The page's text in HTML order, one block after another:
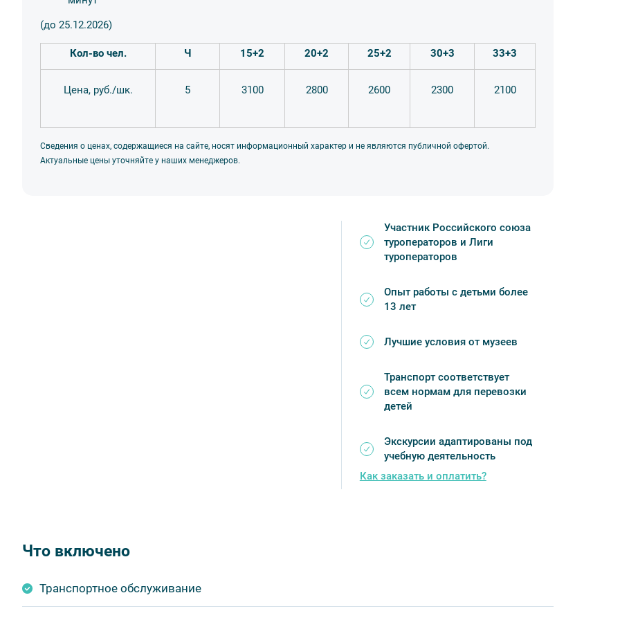
✨ А еще мы одни из учредителей проекта«Уроки даёт Петербург». Мы создаем крутые
экскурсии, помогающие ребятам наглядно изучить то, что они проходят в школе в теории.
👉 Планировать участие в квесте необходимо заранее, так как количество слотов ограничено.
Выбирайте квест, исходя из возраста и интересов вашей группы.
(до 25.12.2026)
Кол-во чел. Ч 15+2 20+2 25+2 30+3 33+3
Цена, руб./шк. 5 3100 2800 2600 2300 2100
Сведения о ценах, содержащиеся на сайте, носят информационный характер и не являются публичной офертой.
Актуальные цены уточняйте у наших менеджеров.
Участник Российского союза
туроператоров и Лиги
туроператоров
Опыт работы с детьми более
13 лет
Лучшие условия от музеев
Транспорт соответствует
всем нормам для перевозки
детей
Экскурсии адаптированы под
учебную деятельность
Как заказать и оплатить?
Что включено
Транспортное обслуживание